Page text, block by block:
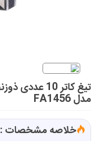
مدل FA1456
خلاصه مشخصات :